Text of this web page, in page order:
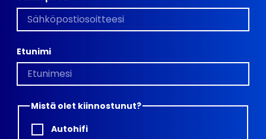
Etunimi
Mistä olet kiinnostunut?
Autohifi